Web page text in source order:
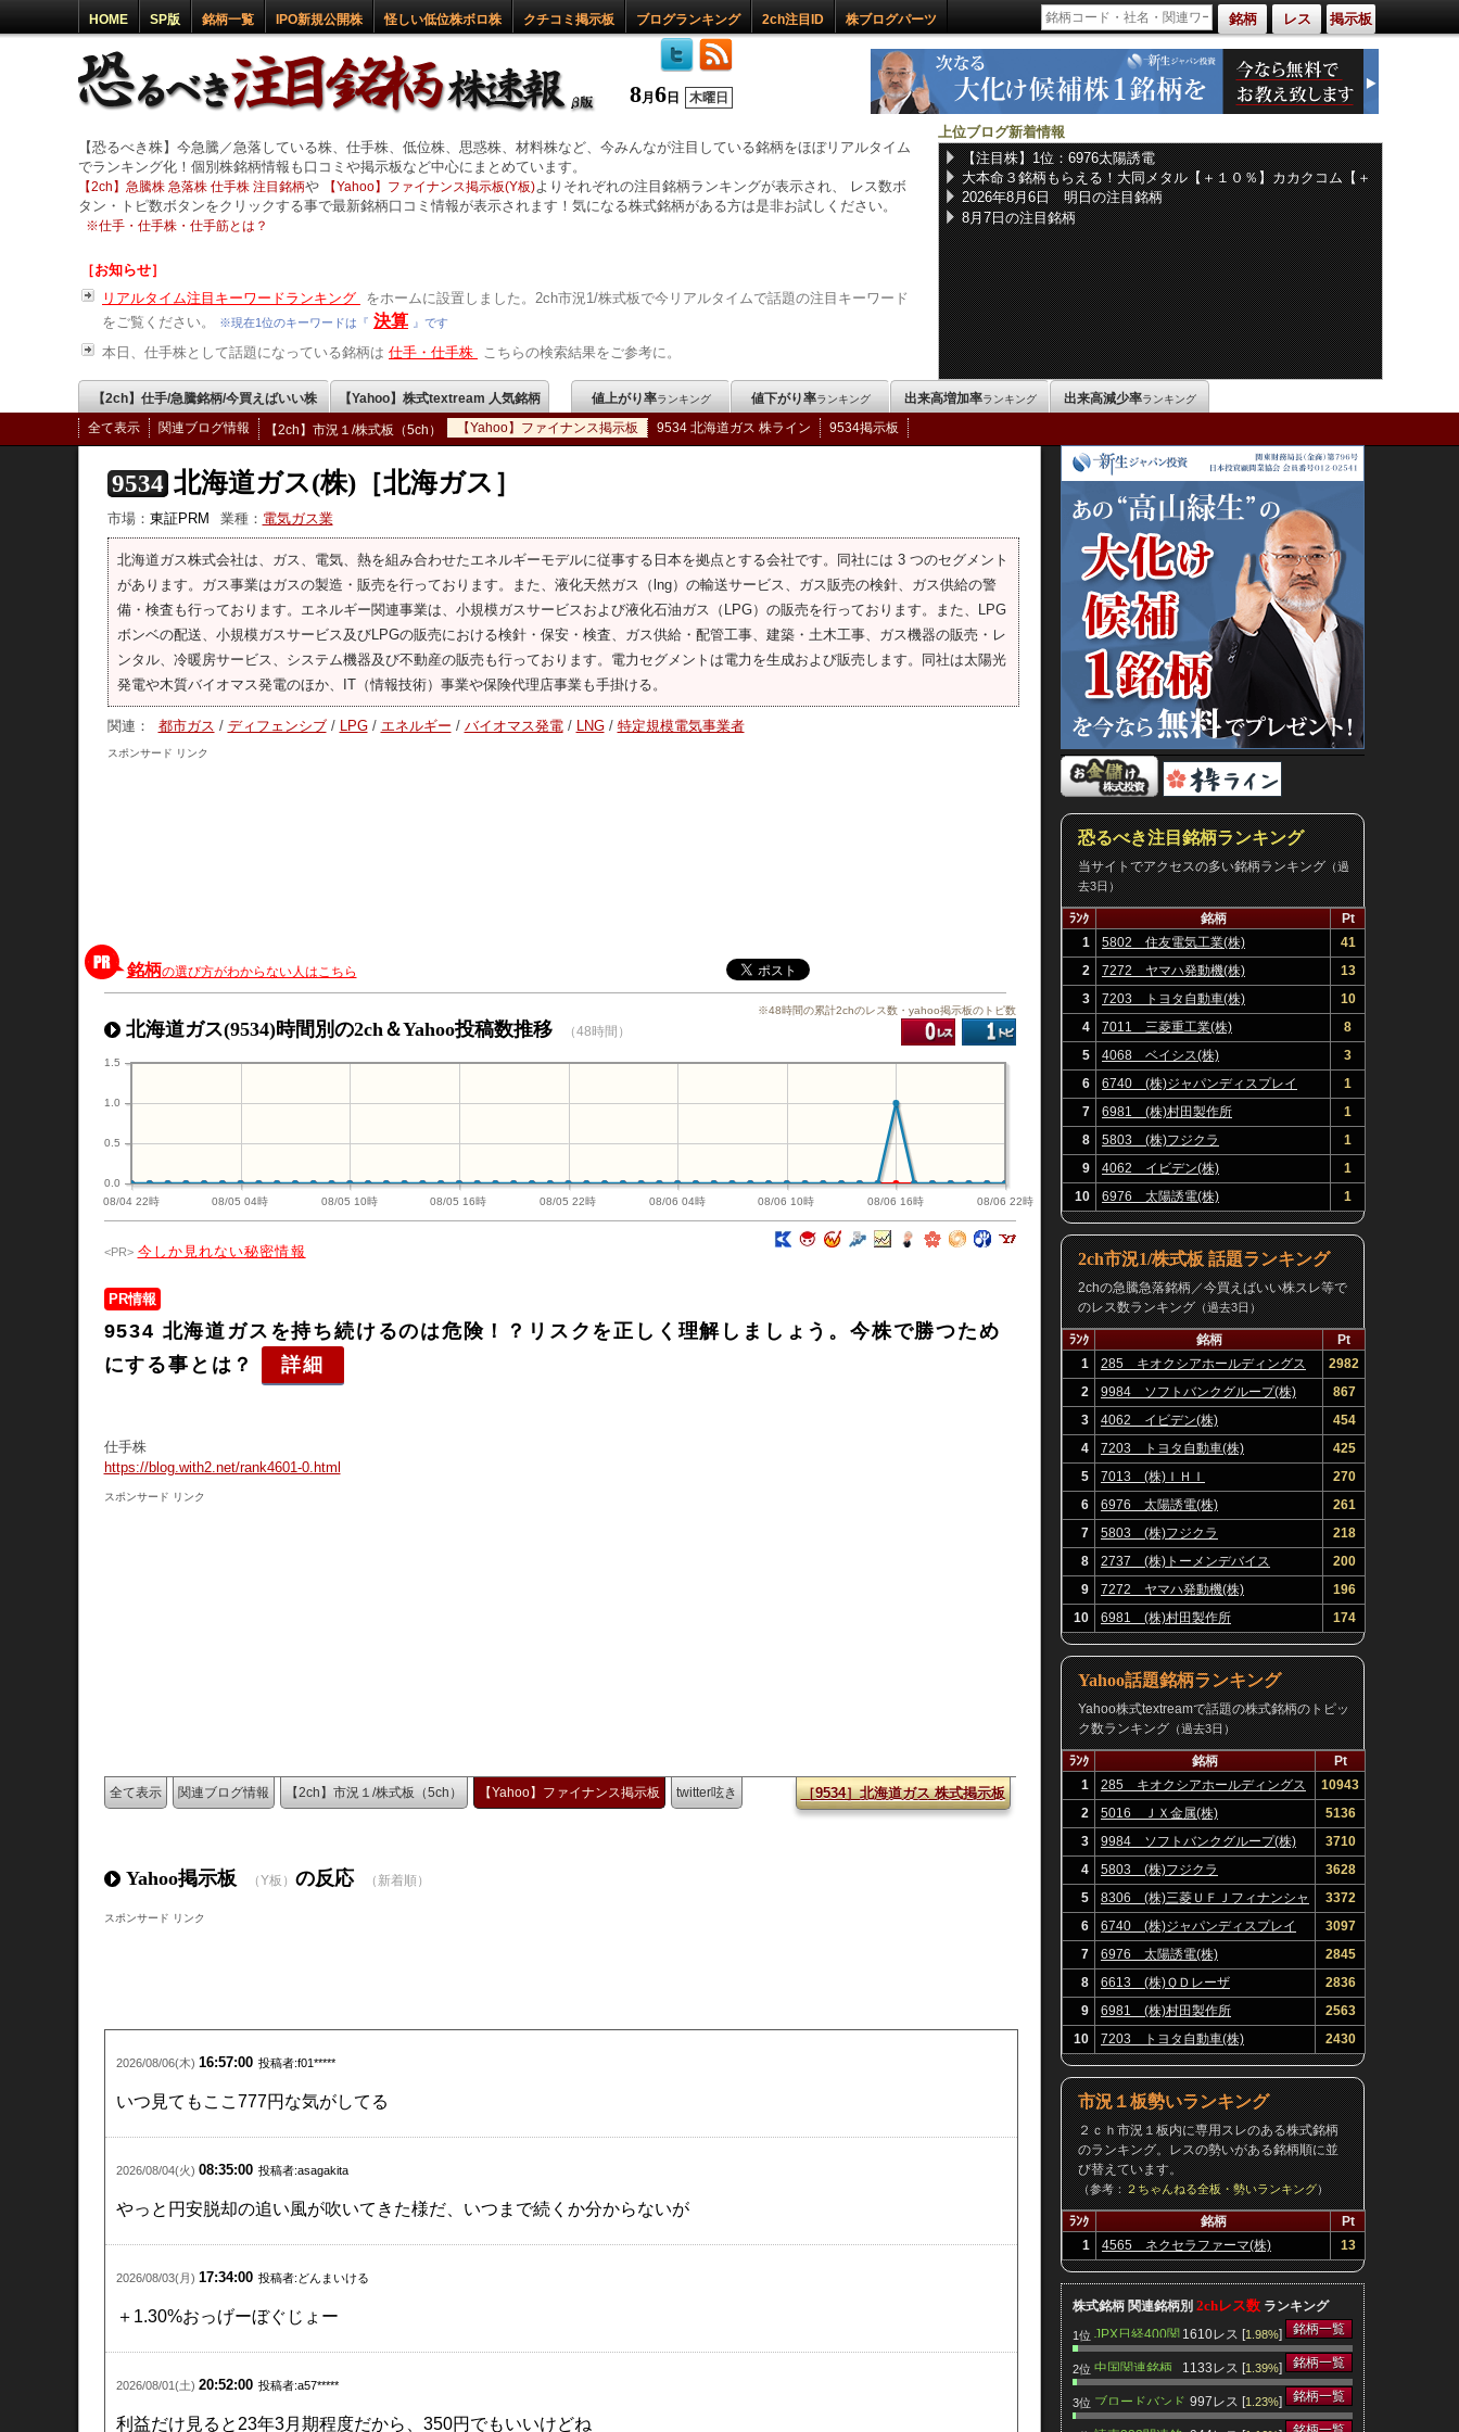
HOME SP版 銘柄一覧 IPO新規公開株 怪しい低位株ボロ株 クチコミ掲示板 ブログランキング 2ch注目ID 株ブログパーツ 銘柄 レス 掲示板
8月 6 日 木曜日
【恐るべき株】今急騰／急落している株、仕手株、低位株、思惑株、材料株など、今みんなが注目している銘柄をほぼリアルタイム
でランキング化！個別株銘柄情報も口コミや掲示板など中心にまとめています。
【2ch】急騰株 急落株 仕手株 注目銘柄や 【Yahoo】ファイナンス掲示板(Y板)よりそれぞれの注目銘柄ランキングが表示され、 レス数ボ
タン・トピ数ボタンをクリックする事で最新銘柄口コミ情報が表示されます！気になる株式銘柄がある方は是非お試しください。
※仕手・仕手株・仕手筋とは？
［お知らせ］
リアルタイム注目キーワードランキング
をホームに設置しました。2ch市況1/株式板で今リアルタイムで話題の注目キーワード
をご覧ください。
※現在1位のキーワードは『 決算 』です
本日、仕手株として話題になっている銘柄は 仕手・仕手株 こちらの検索結果をご参考に。
上位ブログ新着情報
【注目株】1位：6976太陽誘電
大本命３銘柄もらえる！大同メタル【＋１０％】カカクコム【＋
５７％】ADホロン【＋７４％】他
2026年8月6日 明日の注目銘柄
8月7日の注目銘柄
【2ch】仕手/急騰銘柄/今買えばいい株 【Yahoo】株式textream 人気銘柄 値上がり率ランキング 値下がり率ランキング 出来高増加率ランキング 出来高減少率ランキング
全て表示 関連ブログ情報 【2ch】市況１/株式板（5ch） 【Yahoo】ファイナンス掲示板 9534 北海道ガス 株ライン 9534掲示板
9534 北海道ガス(株)［北海ガス］
市場： 東証PRM 業種： 電気ガス業
北海道ガス株式会社は、ガス、電気、熱を組み合わせたエネルギーモデルに従事する日本を拠点とする会社です。同社には 3 つのセグメント
があります。ガス事業はガスの製造・販売を行っております。また、液化天然ガス（lng）の輸送サービス、ガス販売の検針、ガス供給の警
備・検査も行っております。エネルギー関連事業は、小規模ガスサービスおよび液化石油ガス（LPG）の販売を行っております。また、LPG
ボンベの配送、小規模ガスサービス及びLPGの販売における検針・保安・検査、ガス供給・配管工事、建築・土木工事、ガス機器の販売・レ
ンタル、冷暖房サービス、システム機器及び不動産の販売も行っております。電力セグメントは電力を生成および販売します。同社は太陽光
発電や木質バイオマス発電のほか、IT（情報技術）事業や保険代理店事業も手掛ける。
関連： 都市ガス / ディフェンシブ / LPG / エネルギー / バイオマス発電 / LNG / 特定規模電気事業者
スポンサード リンク
銘柄の選び方がわからない人はこちら
北海道ガス(9534)時間別の2ch＆Yahoo投稿数推移 （48時間）
※48時間の累計2chのレス数・yahoo掲示板のトピ数
08/04 22時 08/05 04時 08/05 10時 08/05 16時 08/05 22時 08/06 04時 08/06 10時 08/06 16時 08/06 22時
0.0
0.5
1.0
1.5
今しか見れない秘密情報
PR情報
9534 北海道ガスを持ち続けるのは危険！？リスクを正しく理解しましょう。今株で勝つため
にする事とは？
詳細
仕手株
https://blog.with2.net/rank4601-0.html
スポンサード リンク
全て表示 関連ブログ情報 【2ch】市況１/株式板（5ch） 【Yahoo】ファイナンス掲示板 twitter呟き ［9534］北海道ガス 株式掲示板
Yahoo掲示板 （Y板） の反応 （新着順）
スポンサード リンク
2026/08/06(木) 16:57:00 投稿者:f01*****
いつ見てもここ777円な気がしてる
2026/08/04(火) 08:35:00 投稿者:asagakita
やっと円安脱却の追い風が吹いてきた様だ、いつまで続くか分からないが
2026/08/03(月) 17:34:00 投稿者:どんまいける
＋1.30%おっげーぼぐじょー
2026/08/01(土) 20:52:00 投稿者:a57*****
利益だけ見ると23年3月期程度だから、350円でもいいけどね
恐るべき注目銘柄ランキング
当サイトでアクセスの多い銘柄ランキング（過
去3日）
ﾗﾝｸ 銘柄
Pt
1
5802 住友電気工業(株)
41
2
7272 ヤマハ発動機(株)
13
3
7203 トヨタ自動車(株)
10
4
7011 三菱重工業(株)
8
5
4068 ベイシス(株)
3
6
6740 (株)ジャパンディスプレイ
1
7
6981 (株)村田製作所
1
8
5803 (株)フジクラ
1
9
4062 イビデン(株)
1
10
6976 太陽誘電(株) 1
2ch市況1/株式板 話題ランキング
2chの急騰急落銘柄／今買えばいい株スレ等で
のレス数ランキング（過去3日）
ﾗﾝｸ 銘柄
Pt
1
285 キオクシアホールディングス
(株)
2982
2
9984 ソフトバンクグループ(株)
867
3
4062 イビデン(株)
454
4
7203 トヨタ自動車(株)
425
5
7013 (株)ＩＨＩ
270
6
6976 太陽誘電(株)
261
7
5803 (株)フジクラ
218
8
2737 (株)トーメンデバイス
200
9
7272 ヤマハ発動機(株)
196
10
6981 (株)村田製作所 174
Yahoo話題銘柄ランキング
Yahoo株式textreamで話題の株式銘柄のトピッ
ク数ランキング（過去3日）
ﾗﾝｸ 銘柄
Pt
1
285 キオクシアホールディングス
(株)
10943
2
5016 ＪＸ金属(株)
5136
3
9984 ソフトバンクグループ(株)
3710
4
5803 (株)フジクラ
3628
5
8306 (株)三菱ＵＦＪフィナンシャ
ル・グループ
3372
6
6740 (株)ジャパンディスプレイ
3097
7
6976 太陽誘電(株)
2845
8
6613 (株)ＱＤレーザ
2836
9
6981 (株)村田製作所
2563
10
7203 トヨタ自動車(株) 2430
市況１板勢いランキング
２ｃｈ市況１板内に専用スレのある株式銘柄
のランキング。レスの勢いがある銘柄順に並
び替えています。
（参考：２ちゃんねる全板・勢いランキング）
ﾗﾝｸ 銘柄
Pt
1
4565 ネクセラファーマ(株) 13
株式銘柄 関連銘柄別 2chレス数 ランキング
1位 JPX日経400関
連銘柄
1610レス [1.98%] 銘柄一覧
2位 中国関連銘柄 1133レス [1.39%] 銘柄一覧
3位 ブロードバンド
関連銘柄
997レス [1.23%] 銘柄一覧